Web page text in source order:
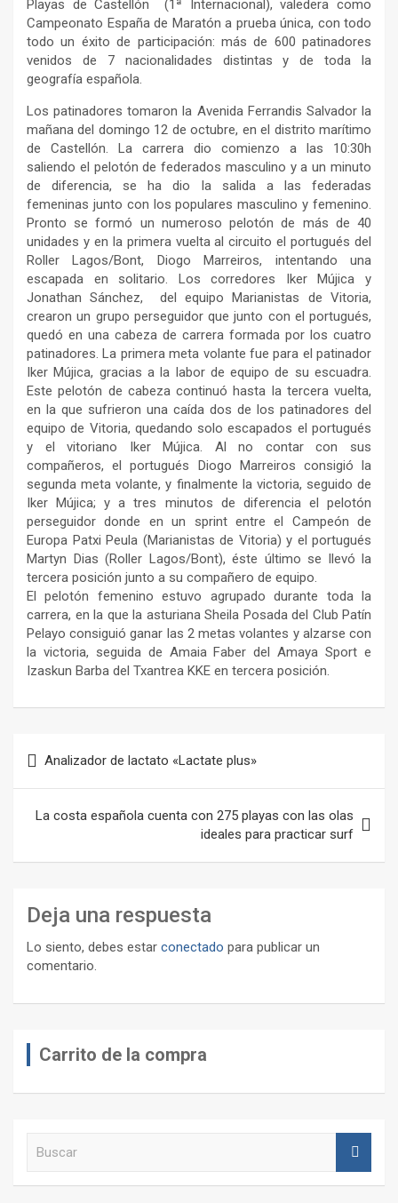
Playas de Castellón (1ª Internacional), valedera como
Campeonato España de Maratón a prueba única, con todo
todo un éxito de participación: más de 600 patinadores
venidos de 7 nacionalidades distintas y de toda la
geografía española.
Los patinadores tomaron la Avenida Ferrandis Salvador la
mañana del domingo 12 de octubre, en el distrito marítimo
de Castellón. La carrera dio comienzo a las 10:30h
saliendo el pelotón de federados masculino y a un minuto
de diferencia, se ha dio la salida a las federadas
femeninas junto con los populares masculino y femenino.
Pronto se formó un numeroso pelotón de más de 40
unidades y en la primera vuelta al circuito el portugués del
Roller Lagos/Bont, Diogo Marreiros, intentando una
escapada en solitario. Los corredores Iker Mújica y
Jonathan Sánchez, del equipo Marianistas de Vitoria,
crearon un grupo perseguidor que junto con el portugués,
quedó en una cabeza de carrera formada por los cuatro
patinadores. La primera meta volante fue para el patinador
Iker Mújica, gracias a la labor de equipo de su escuadra.
Este pelotón de cabeza continuó hasta la tercera vuelta,
en la que sufrieron una caída dos de los patinadores del
equipo de Vitoria, quedando solo escapados el portugués
y el vitoriano Iker Mújica. Al no contar con sus
compañeros, el portugués Diogo Marreiros consigió la
segunda meta volante, y finalmente la victoria, seguido de
Iker Mújica; y a tres minutos de diferencia el pelotón
perseguidor donde en un sprint entre el Campeón de
Europa Patxi Peula (Marianistas de Vitoria) y el portugués
Martyn Dias (Roller Lagos/Bont), éste último se llevó la
tercera posición junto a su compañero de equipo.
El pelotón femenino estuvo agrupado durante toda la
carrera, en la que la asturiana Sheila Posada del Club Patín
Pelayo consiguió ganar las 2 metas volantes y alzarse con
la victoria, seguida de Amaia Faber del Amaya Sport e
Izaskun Barba del Txantrea KKE en tercera posición.
de
entradas
Analizador de lactato «Lactate plus»
La costa española cuenta con 275 playas con las olas
ideales para practicar surf
Deja una respuesta
Lo siento, debes estar conectado para publicar un
comentario.
Carrito de la compra